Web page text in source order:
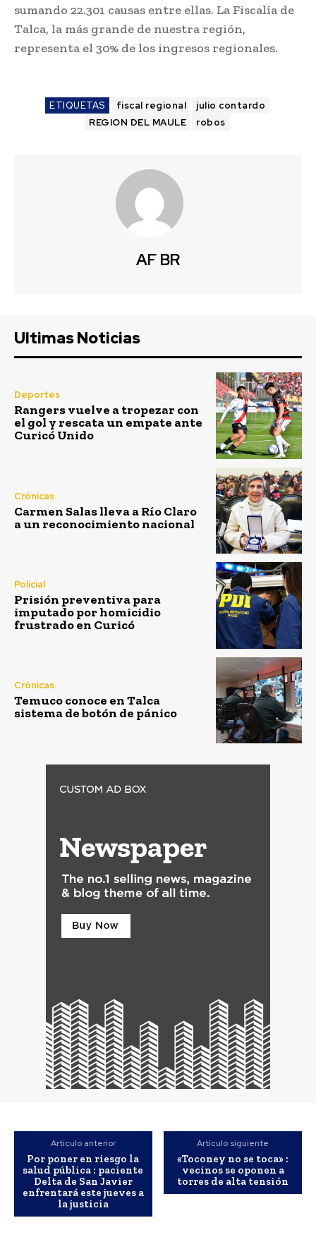
sumando 22.301 causas entre ellas. La Fiscalía de
Talca, la más grande de nuestra región,
representa el 30% de los ingresos regionales.
ETIQUETAS fiscal regional
julio contardo
REGION DEL MAULE
robos
AF BR
Ultimas Noticias
Deportes
Rangers vuelve a tropezar con
el gol y rescata un empate ante
Curicó Unido
Crónicas
Carmen Salas lleva a Río Claro
a un reconocimiento nacional
Policial
Prisión preventiva para
imputado por homicidio
frustrado en Curicó
Crónicas
Temuco conoce en Talca
sistema de botón de pánico
Artículo anterior
Por poner en riesgo la
salud pública : paciente
Delta de San Javier
enfrentará este jueves a
la justicia
Artículo siguiente
«Toconey no se toca» :
vecinos se oponen a
torres de alta tensión